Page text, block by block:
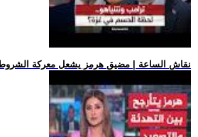
.. نقاش الساعة | مضيق هرمز يشعل معركة